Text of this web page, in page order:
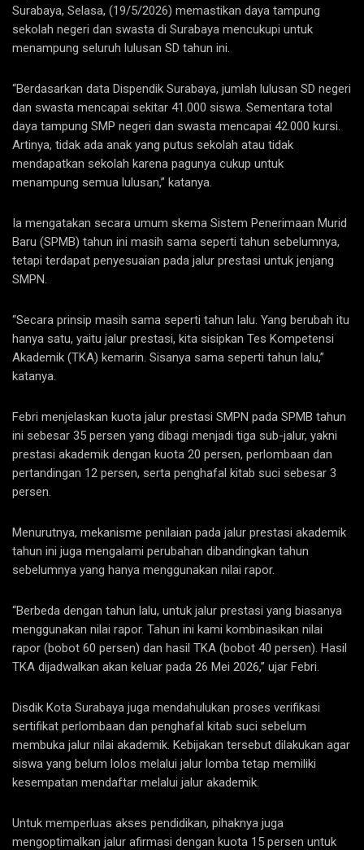
Surabaya, Selasa, (19/5/2026) memastikan daya tampung
sekolah negeri dan swasta di Surabaya mencukupi untuk
menampung seluruh lulusan SD tahun ini.
“Berdasarkan data Dispendik Surabaya, jumlah lulusan SD negeri
dan swasta mencapai sekitar 41.000 siswa. Sementara total
daya tampung SMP negeri dan swasta mencapai 42.000 kursi.
Artinya, tidak ada anak yang putus sekolah atau tidak
mendapatkan sekolah karena pagunya cukup untuk
menampung semua lulusan,” katanya.
Ia mengatakan secara umum skema Sistem Penerimaan Murid
Baru (SPMB) tahun ini masih sama seperti tahun sebelumnya,
tetapi terdapat penyesuaian pada jalur prestasi untuk jenjang
SMPN.
“Secara prinsip masih sama seperti tahun lalu. Yang berubah itu
hanya satu, yaitu jalur prestasi, kita sisipkan Tes Kompetensi
Akademik (TKA) kemarin. Sisanya sama seperti tahun lalu,”
katanya.
Febri menjelaskan kuota jalur prestasi SMPN pada SPMB tahun
ini sebesar 35 persen yang dibagi menjadi tiga sub-jalur, yakni
prestasi akademik dengan kuota 20 persen, perlombaan dan
pertandingan 12 persen, serta penghafal kitab suci sebesar 3
persen.
Menurutnya, mekanisme penilaian pada jalur prestasi akademik
tahun ini juga mengalami perubahan dibandingkan tahun
sebelumnya yang hanya menggunakan nilai rapor.
“Berbeda dengan tahun lalu, untuk jalur prestasi yang biasanya
menggunakan nilai rapor. Tahun ini kami kombinasikan nilai
rapor (bobot 60 persen) dan hasil TKA (bobot 40 persen). Hasil
TKA dijadwalkan akan keluar pada 26 Mei 2026,” ujar Febri.
Disdik Kota Surabaya juga mendahulukan proses verifikasi
sertifikat perlombaan dan penghafal kitab suci sebelum
membuka jalur nilai akademik. Kebijakan tersebut dilakukan agar
siswa yang belum lolos melalui jalur lomba tetap memiliki
kesempatan mendaftar melalui jalur akademik.
Untuk memperluas akses pendidikan, pihaknya juga
mengoptimalkan jalur afirmasi dengan kuota 15 persen untuk